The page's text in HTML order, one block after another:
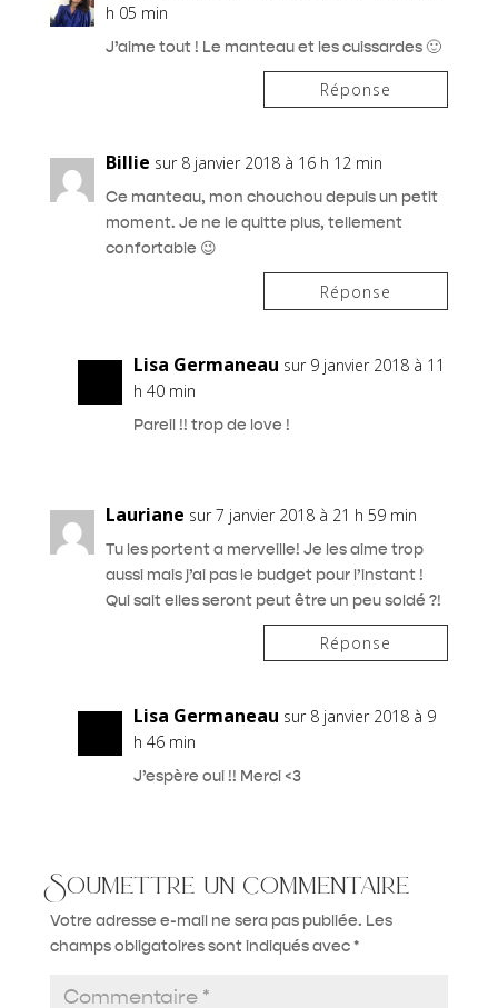
h 05 min
J’aime tout ! Le manteau et les cuissardes 🙂
Réponse
Billie sur 8 janvier 2018 à 16 h 12 min
Ce manteau, mon chouchou depuis un petit
moment. Je ne le quitte plus, tellement
confortable 😉
Réponse
Lisa Germaneau sur 9 janvier 2018 à 11
h 40 min
Pareil !! trop de love !
Lauriane sur 7 janvier 2018 à 21 h 59 min
Tu les portent a merveille! Je les aime trop
aussi mais j’ai pas le budget pour l’instant !
Qui sait elles seront peut être un peu soldé ?!
Réponse
Lisa Germaneau sur 8 janvier 2018 à 9
h 46 min
J’espère oui !! Merci <3
Soumettre un commentaire
Votre adresse e-mail ne sera pas publiée. Les
champs obligatoires sont indiqués avec*